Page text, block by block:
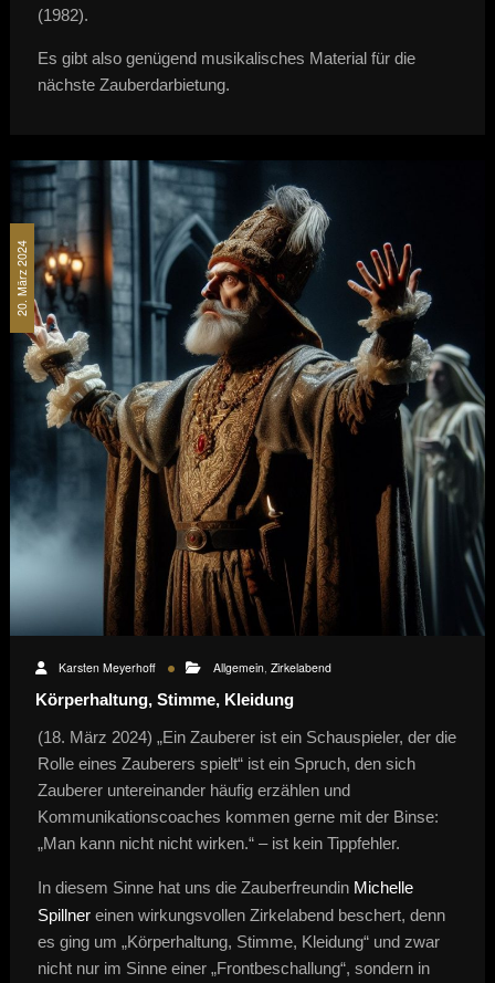
(1982).
Es gibt also genügend musikalisches Material für die
nächste Zauberdarbietung.
20. März 2024
Karsten Meyerhoff Allgemein, Zirkelabend
Körperhaltung, Stimme, Kleidung
(18. März 2024) „Ein Zauberer ist ein Schauspieler, der die
Rolle eines Zauberers spielt“ ist ein Spruch, den sich
Zauberer untereinander häufig erzählen und
Kommunikationscoaches kommen gerne mit der Binse:
„Man kann nicht nicht wirken.“ – ist kein Tippfehler.
In diesem Sinne hat uns die Zauberfreundin Michelle
Spillnereinen wirkungsvollen Zirkelabend beschert, denn
es ging um „Körperhaltung, Stimme, Kleidung“ und zwar
nicht nur im Sinne einer „Frontbeschallung“, sondern in